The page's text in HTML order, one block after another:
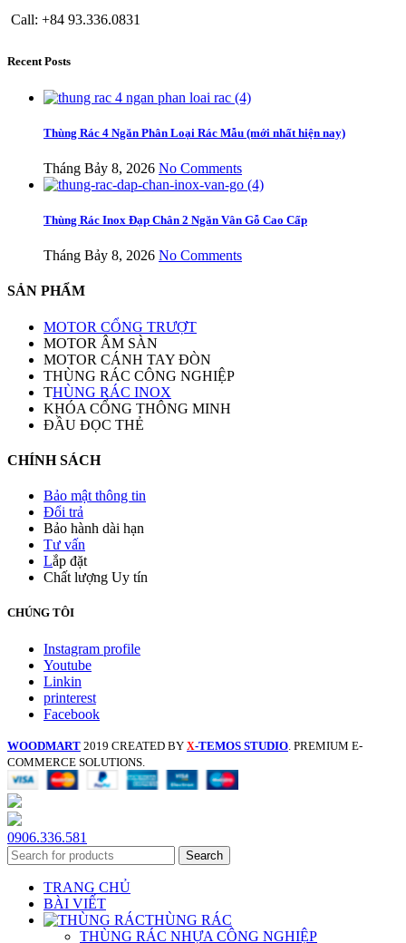
Call: +84 93.336.0831
Recent Posts
Thùng Rác 4 Ngăn Phân Loại Rác Mẫu (mới nhất hiện nay)
Tháng Bảy 8, 2026 No Comments
Thùng Rác Inox Đạp Chân 2 Ngăn Vân Gỗ Cao Cấp
Tháng Bảy 8, 2026 No Comments
SẢN PHẨM
MOTOR CỔNG TRƯỢT
MOTOR ÂM SÀN
MOTOR CÁNH TAY ĐÒN
THÙNG RÁC CÔNG NGHIỆP
THÙNG RÁC INOX
KHÓA CỔNG THÔNG MINH
ĐẦU ĐỌC THẺ
CHÍNH SÁCH
Bảo mật thông tin
Đổi trả
Bảo hành dài hạn
Tư vấn
Lắp đặt
Chất lượng Uy tín
CHÚNG TÔI
Instagram profile
Youtube
Linkin
printerest
Facebook
WOODMART 2019 CREATED BY X-TEMOS STUDIO . PREMIUM E-
COMMERCE SOLUTIONS.
0906.336.581
Search
TRANG CHỦ
BÀI VIẾT
THÙNG RÁC
THÙNG RÁC NHỰA CÔNG NGHIỆP